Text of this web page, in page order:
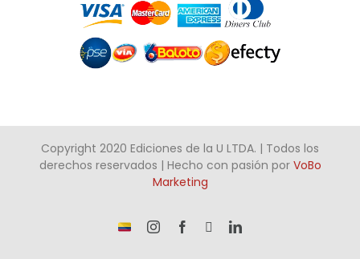
Copyright 2020 Ediciones de la U LTDA. | Todos los
derechos reservados | Hecho con pasión por VoBo
Marketing
¡Somos InstagramFacebook LinkedIn